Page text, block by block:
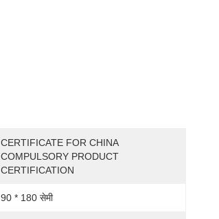
CERTIFICATE FOR CHINA
COMPULSORY PRODUCT
CERTIFICATION
90 * 180 सेमी